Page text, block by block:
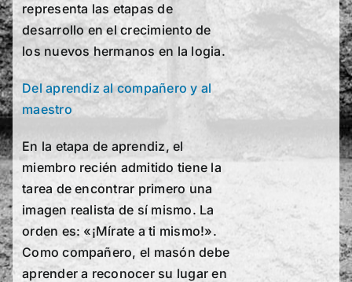
representa las etapas de
desarrollo en el crecimiento de
los nuevos hermanos en la logia.
Del aprendiz al compañero y al
maestro
En la etapa de aprendiz, el
miembro recién admitido tiene la
tarea de encontrar primero una
imagen realista de sí mismo. La
orden es: «¡Mírate a ti mismo!».
Como compañero, el masón debe
aprender a reconocer su lugar en